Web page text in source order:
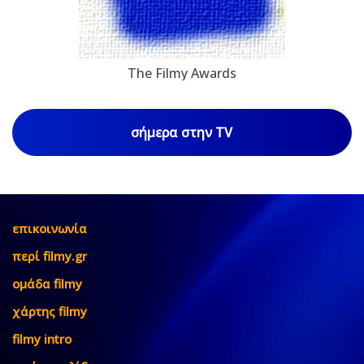
The Filmy Awards
σήμερα στην TV
επικοινωνία
περί filmy.gr
ομάδα filmy
χάρτης filmy
filmy intro